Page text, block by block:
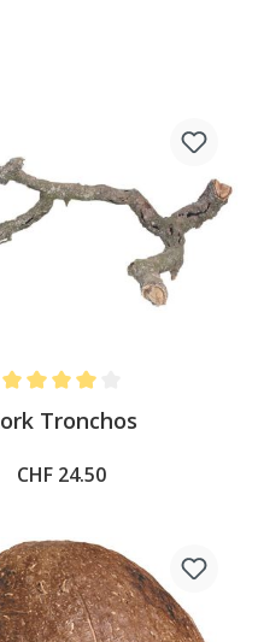
Average rating of 4 out of 5 stars
Tronchos
CHF 24.50